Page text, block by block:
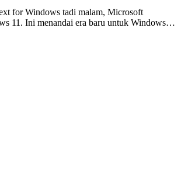
for Windows tadi malam, Microsoft
11. Ini menandai era baru untuk Windows…